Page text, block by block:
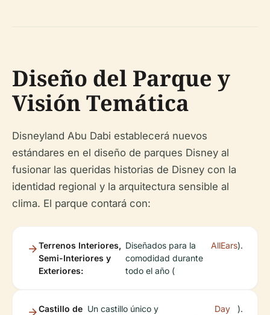
Diseño del Parque y
Visión Temática
Disneyland Abu Dabi establecerá nuevos
estándares en el diseño de parques Disney al
fusionar las queridas historias de Disney con la
identidad regional y la arquitectura sensible al
clima. El parque contará con:
Terrenos Interiores,
Semi-Interiores y
Exteriores:
Diseñados para la
comodidad durante
todo el año (
AllEars).
Castillo de Un castillo único y
Day
).